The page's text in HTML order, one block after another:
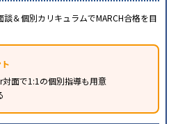
談＆個別カリキュラムでMARCH合格を目
面で1:1の個別指導も用意